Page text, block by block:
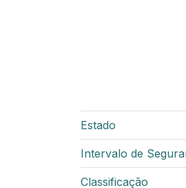
Estado
Intervalo de
Classificação